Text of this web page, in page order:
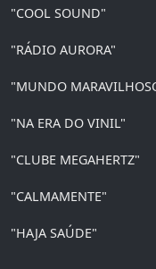
"COOL SOUND"
"RÁDIO AURORA"
"MUNDO
"NA ERA DO VINIL"
"CLUBE MEGAHERTZ"
"CALMAMENTE"
"HAJA SAÚDE"